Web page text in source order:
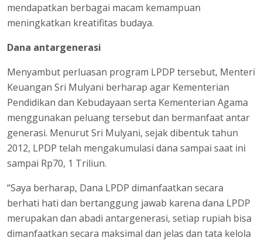
mendapatkan berbagai macam kemampuan
meningkatkan kreatifitas budaya.
Dana antargenerasi
Menyambut perluasan program LPDP tersebut, Menteri
Keuangan Sri Mulyani berharap agar Kementerian
Pendidikan dan Kebudayaan serta Kementerian Agama
menggunakan peluang tersebut dan bermanfaat antar
generasi. Menurut Sri Mulyani, sejak dibentuk tahun
2012, LPDP telah mengakumulasi dana sampai saat ini
sampai Rp70, 1 Triliun.
“Saya berharap, Dana LPDP dimanfaatkan secara
berhati hati dan bertanggung jawab karena dana LPDP
merupakan dan abadi antargenerasi, setiap rupiah bisa
dimanfaatkan secara maksimal dan jelas dan tata kelola